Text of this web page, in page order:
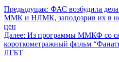
Предыдущая: ФАС возбудила
ММК и НЛМК, заподозрив их в
цен
Далее: Из программы ММКФ со
короткометражный фильм
ЛГБТ